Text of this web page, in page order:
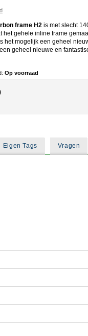
frame H2 is met slecht
het gehele inline frame
het mogelijk een geheel
geheel nieuwe en
Op voorraad
Eigen Tags Vragen